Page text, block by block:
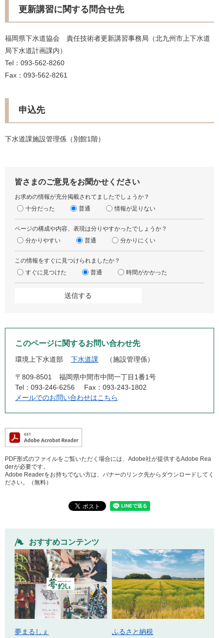
更新講習に関する問合せ先
福岡県下水道協会 責任技術者更新講習事務局（北九州市上下水道
局下水道計画課内）
Tel：093-562-8260
Fax：093-562-8261
申込先
​下水道課施設管理係（別館1階）
皆さまのご意見をお聞かせください
お求めの情報が充分掲載されてましたでしょうか？
十分だった
普通 情報が足りない
ページの構成や内容、表現は分りやすかったでしょうか？
分かりやすい
普通 分かりにくい
この情報をすぐに見つけられましたか？
すぐに見つけた
普通 時間がかかった
このページに関するお問い合わせ先
環境上下水道部 下水道課 施設管理係
〒809-8501
福岡県中間市中間一丁目1番1号
Tel：093-246-6256
Fax：093-243-1802
メールでのお問い合わせはこちら
PDF形式のファイルをご覧いただく場合には、Adobe社が提供するAdobe Rea
derが必要です。
Adobe Readerをお持ちでない方は、バナーのリンク先からダウンロードしてく
ださい。（無料）
おすすめコンテンツ
夢まるしぇ ふるさと納税